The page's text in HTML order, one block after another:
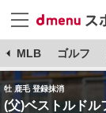
MLB ゴルフ
牡 鹿毛 登録抹消
(父)ベストルドル